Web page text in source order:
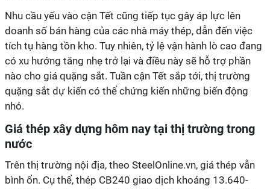
Nhu cầu yếu vào cận Tết cũng tiếp tục gây áp lực lên
doanh số bán hàng của các nhà máy thép, dẫn đến việc
tích tụ hàng tồn kho. Tuy nhiên, tỷ lệ vận hành lò cao đang
có xu hướng tăng nhẹ trở lại và điều này sẽ hỗ trợ phần
nào cho giá quặng sắt. Tuần cận Tết sắp tới, thị trường
quặng sắt dự kiến ​​có thể chứng kiến những biến động
nhỏ.
Giá thép xây dựng hôm nay tại thị trường trong
nước
Trên thị trường nội địa, theo SteelOnline.vn, giá thép vẫn
bình ổn. Cụ thể, thép CB240 giao dịch khoảng 13.640-